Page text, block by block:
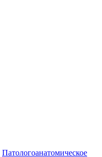
Патологоанатомическое